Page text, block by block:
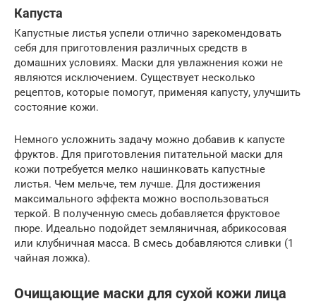
Капуста
Капустные листья успели отлично зарекомендовать
себя для приготовления различных средств в
домашних условиях. Маски для увлажнения кожи не
являются исключением. Существует несколько
рецептов, которые помогут, применяя капусту, улучшить
состояние кожи.
Немного усложнить задачу можно добавив к капусте
фруктов. Для приготовления питательной маски для
кожи потребуется мелко нашинковать капустные
листья. Чем мельче, тем лучше. Для достижения
максимального эффекта можно воспользоваться
теркой. В полученную смесь добавляется фруктовое
пюре. Идеально подойдет земляничная, абрикосовая
или клубничная масса. В смесь добавляются сливки (1
чайная ложка).
Очищающие маски для сухой кожи лица